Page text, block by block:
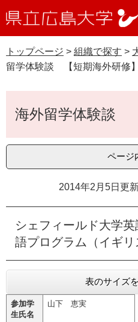
ー
ジ
先
ニ
ュ
を
本
立
大
学
受験生の皆さま
卒業生の皆さま
研究者の皆さま
受験生特設
WEB版大
資料請求
交通アクセ
Languages
English
中文簡体 中
l
カ
ス
タ
大学概要
学生生活・就職支援
研究・地域連携・国際交流
トップページ > 組織で探す >
留学体験談 【短期海外研修】
文海外留学体験談
ページ
2014年2月5日更
シェフィールド大学
語プログラム（イギリ
表のサイズ
参加学
生氏名
山下 恵実